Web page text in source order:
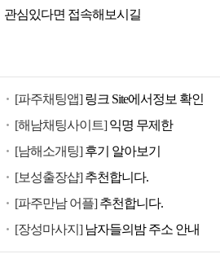
관심있다면 접속해보시길
[파주채팅앱]링크 Site에서정보 확인
[해남채팅사이트]익명 무제한
[남해소개팅]후기 알아보기
[보성출장샵]추천합니다.
[파주만남 어플]추천합니다.
[장성마사지]남자들의밤 주소 안내